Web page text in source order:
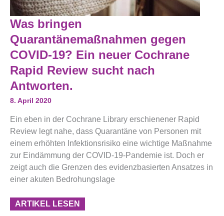
Was bringen
Quarantänemaßnahmen gegen
COVID-19? Ein neuer Cochrane
Rapid Review sucht nach
Antworten.
8. April 2020
Ein eben in der Cochrane Library erschienener Rapid
Review legt nahe, dass Quarantäne von Personen mit
einem erhöhten Infektionsrisiko eine wichtige Maßnahme
zur Eindämmung der COVID-19-Pandemie ist. Doch er
zeigt auch die Grenzen des evidenzbasierten Ansatzes in
einer akuten Bedrohungslage
Was
Bringen
Quarantänemaßnahmen
Gegen
COVID-
19?
Ein
Neuer
Cochrane
Rapid
Review
Sucht
Nach
Antworten.
ARTIKEL LESEN